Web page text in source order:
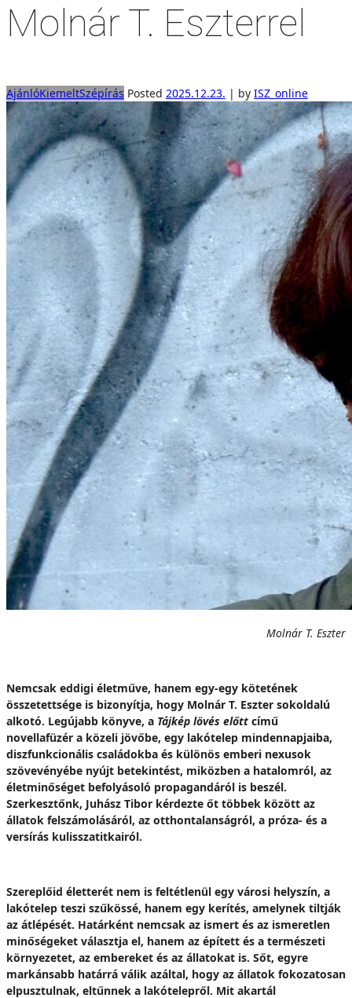
Molnár T. Eszterrel
AjánlóKiemeltSzépírás Posted 2025.12.23. | by ISZ_online
Molnár T. Eszter
Nemcsak eddigi életműve, hanem egy-egy kötetének
összetettsége is bizonyítja, hogy Molnár T. Eszter sokoldalú
alkotó. Legújabb könyve, a Tájkép lövés előtt című
novellafüzér a közeli jövőbe, egy lakótelep mindennapjaiba,
diszfunkcionális családokba és különös emberi nexusok
szövevényébe nyújt betekintést, miközben a hatalomról, az
életminőséget befolyásoló propagandáról is beszél.
Szerkesztőnk, Juhász Tibor kérdezte őt többek között az
állatok felszámolásáról, az otthontalanságról, a próza- és a
versírás kulisszatitkairól.
Szereplőid életterét nem is feltétlenül egy városi helyszín, a
lakótelep teszi szűkössé, hanem egy kerítés, amelynek tiltják
az átlépését. Határként nemcsak az ismert és az ismeretlen
minőségeket választja el, hanem az épített és a természeti
környezetet, az embereket és az állatokat is. Sőt, egyre
markánsabb határrá válik azáltal, hogy az állatok fokozatosan
elpusztulnak, eltűnnek a lakótelepről. Mit akartál